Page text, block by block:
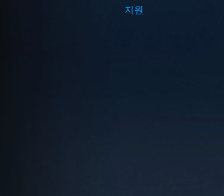
지원